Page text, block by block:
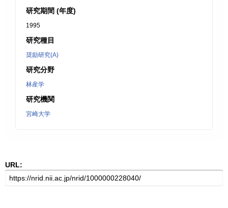
研究期間 (年度)
1995
研究種目
奨励研究(A)
研究分野
林産学
研究機関
宮崎大学
URL: